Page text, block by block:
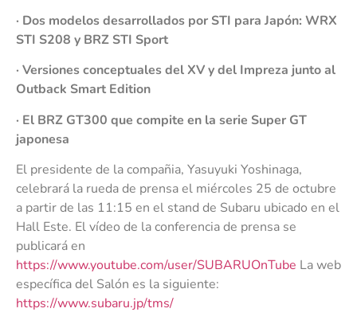
· Dos modelos desarrollados por STI para Japón: WRX
STI S208 y BRZ STI Sport
· Versiones conceptuales del XV y del Impreza junto al
Outback Smart Edition
· El BRZ GT300 que compite en la serie Super GT
japonesa
El presidente de la compañia, Yasuyuki Yoshinaga,
celebrará la rueda de prensa el miércoles 25 de octubre
a partir de las 11:15 en el stand de Subaru ubicado en el
Hall Este. El vídeo de la conferencia de prensa se
publicará en
https://www.youtube.com/user/SUBARUOnTube La web
específica del Salón es la siguiente:
https://www.subaru.jp/tms/